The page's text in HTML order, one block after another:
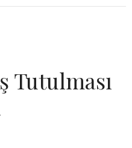
Tutulması